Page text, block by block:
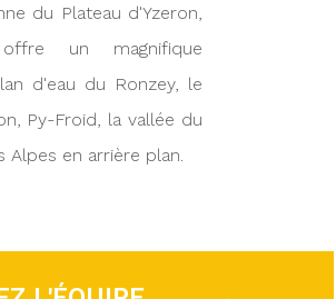
du Plateau d'Yzeron,
un magnifique
d'eau du Ronzey, le
Py-Froid, la vallée du
Alpes en arrière plan.